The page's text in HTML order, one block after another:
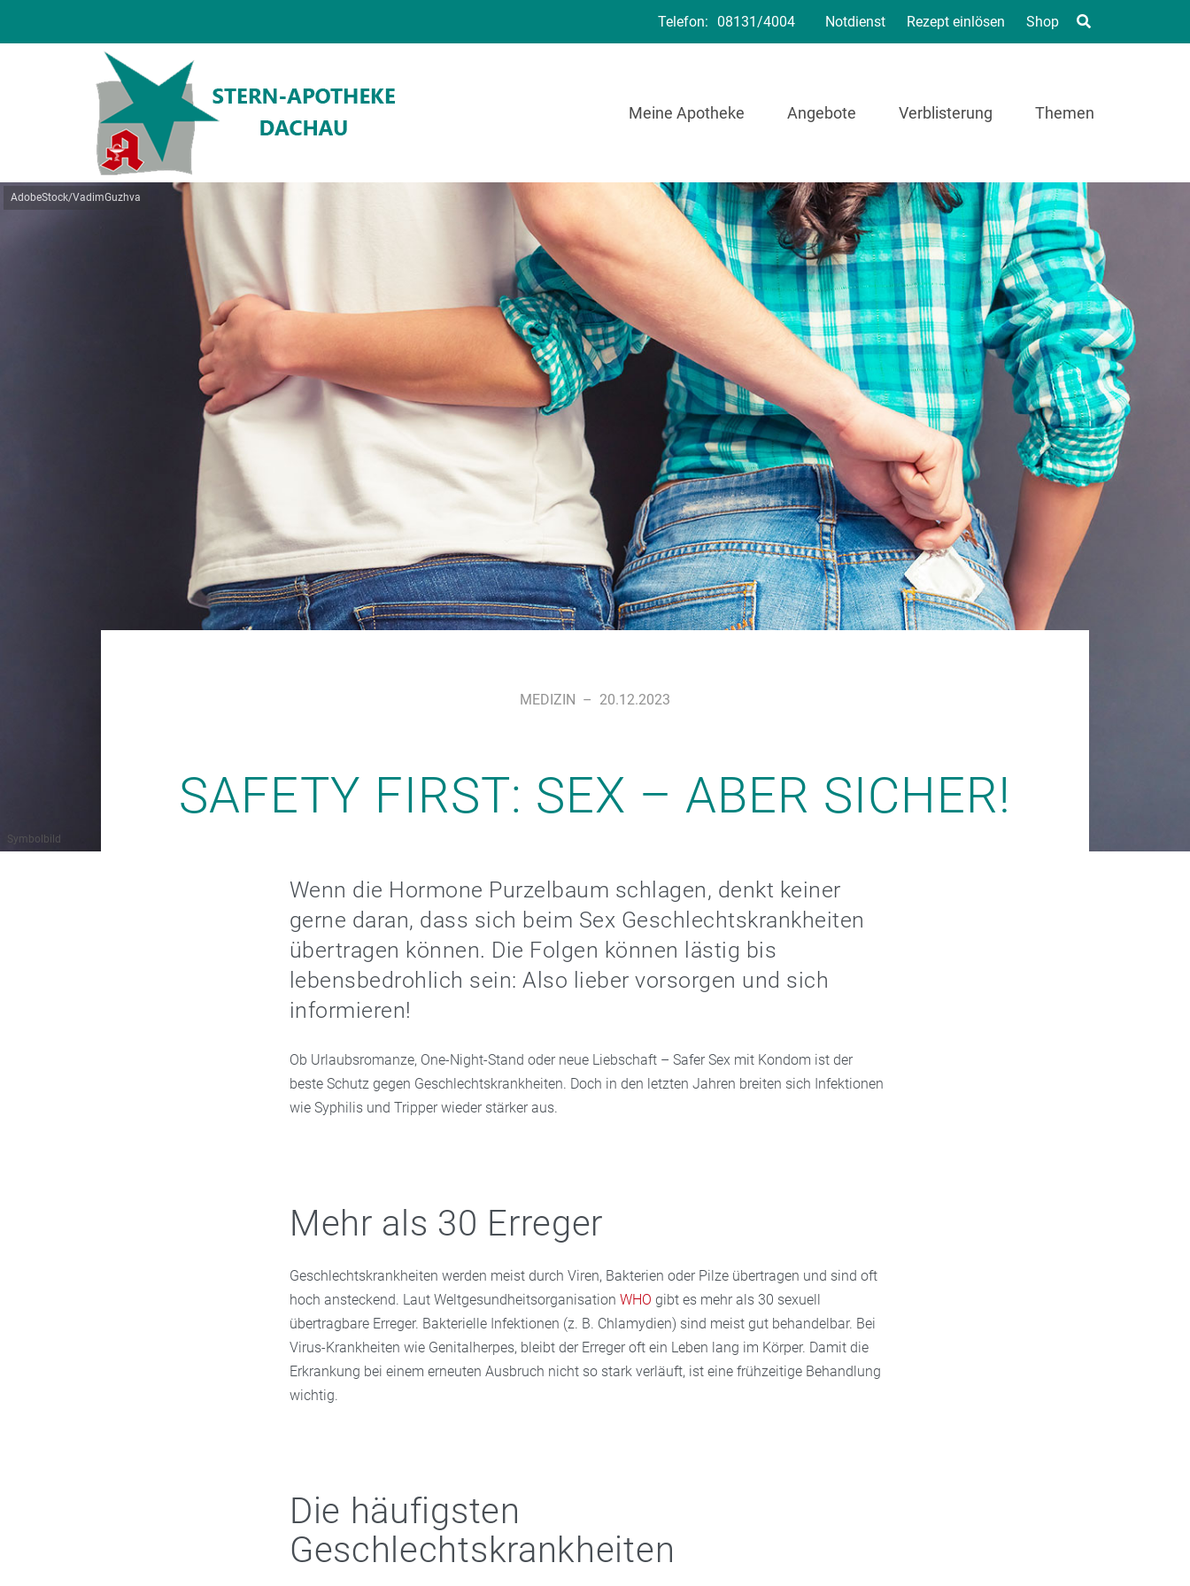
Telefon: 08131/4004 Notdienst Rezept einlösen Shop
Meine Apotheke Angebote Verblisterung Themen
AdobeStock/VadimGuzhva
Symbolbild
MEDIZIN – 20.12.2023
SAFETY FIRST: SEX – ABER SICHER!
Wenn die Hormone Purzelbaum schlagen, denkt keiner
gerne daran, dass sich beim Sex Geschlechtskrankheiten
übertragen können. Die Folgen können lästig bis
lebensbedrohlich sein: Also lieber vorsorgen und sich
informieren!
Ob Urlaubsromanze, One-Night-Stand oder neue Liebschaft – Safer Sex mit Kondom ist der
beste Schutz gegen Geschlechtskrankheiten. Doch in den letzten Jahren breiten sich Infektionen
wie Syphilis und Tripper wieder stärker aus.
Mehr als 30 Erreger
Geschlechtskrankheiten werden meist durch Viren, Bakterien oder Pilze übertragen und sind oft
hoch ansteckend. Laut Weltgesundheitsorganisation WHO gibt es mehr als 30 sexuell
übertragbare Erreger. Bakterielle Infektionen (z. B. Chlamydien) sind meist gut behandelbar. Bei
Virus-Krankheiten wie Genitalherpes, bleibt der Erreger oft ein Leben lang im Körper. Damit die
Erkrankung bei einem erneuten Ausbruch nicht so stark verläuft, ist eine frühzeitige Behandlung
wichtig.
Die häufigsten
Geschlechtskrankheiten